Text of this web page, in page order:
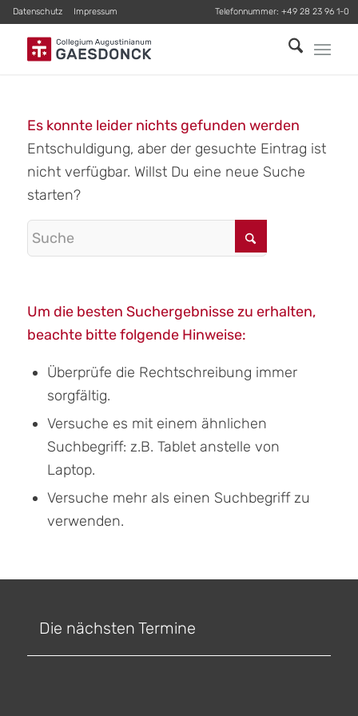
Datenschutz Impressum Telefonnummer: +49 28 23 96 1-0
Es konnte leider nichts gefunden werden
Entschuldigung, aber der gesuchte Eintrag ist
nicht verfügbar. Willst Du eine neue Suche
starten?
Um die besten Suchergebnisse zu erhalten,
beachte bitte folgende Hinweise:
Überprüfe die Rechtschreibung immer
sorgfältig.
Versuche es mit einem ähnlichen
Suchbegriff: z.B. Tablet anstelle von
Laptop.
Versuche mehr als einen Suchbegriff zu
verwenden.
Die nächsten Termine